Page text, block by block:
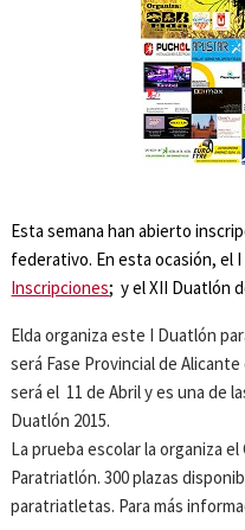
Esta semana han abierto
federativo. En esta ocasión, el
Inscripciones; y el XII Duatlón
Elda organiza este I Duatlón
será Fase Provincial de
será el 11 de Abril y es una de
Duatlón 2015.
La prueba escolar la organiza
Paratriatlón. 300 plazas
paratriatletas. Para más